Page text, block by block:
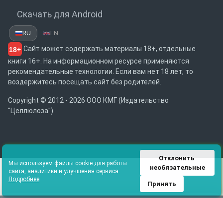
Скачать для Android
RU EN
18+ Сайт может содержать материалы 18+, отдельные
книги 16+. На информационном ресурсе применяются
рекомендательные технологии. Если вам нет 18 лет, то
воздержитесь посещать сайт без родителей.
Copyright © 2012 - 2026 ООО КМГ (Издательство
"Целлюлоза")
Мы используем файлы cookie для работы
сайта, аналитики и улучшения сервиса.
Подробнее
Отклонить
необязательные
Принять